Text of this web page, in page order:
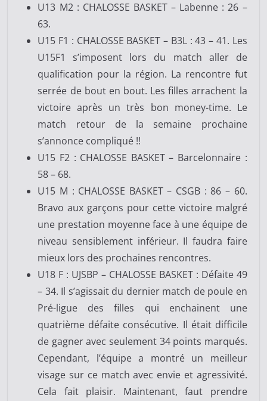
U13 M2 : CHALOSSE BASKET – Labenne : 26 –
63.
U15 F1 : CHALOSSE BASKET – B3L : 43 – 41. Les
U15F1 s’imposent lors du match aller de
qualification pour la région. La rencontre fut
serrée de bout en bout. Les filles arrachent la
victoire après un très bon money-time. Le
match retour de la semaine prochaine
s’annonce compliqué !!
U15 F2 : CHALOSSE BASKET – Barcelonnaire :
58 – 68.
U15 M : CHALOSSE BASKET – CSGB : 86 – 60.
Bravo aux garçons pour cette victoire malgré
une prestation moyenne face à une équipe de
niveau sensiblement inférieur. Il faudra faire
mieux lors des prochaines rencontres.
U18 F : UJSBP – CHALOSSE BASKET : Défaite 49
– 34. Il s’agissait du dernier match de poule en
Pré-ligue des filles qui enchainent une
quatrième défaite consécutive. Il était difficile
de gagner avec seulement 34 points marqués.
Cependant, l’équipe a montré un meilleur
visage sur ce match avec envie et agressivité.
Cela fait plaisir. Maintenant, faut prendre